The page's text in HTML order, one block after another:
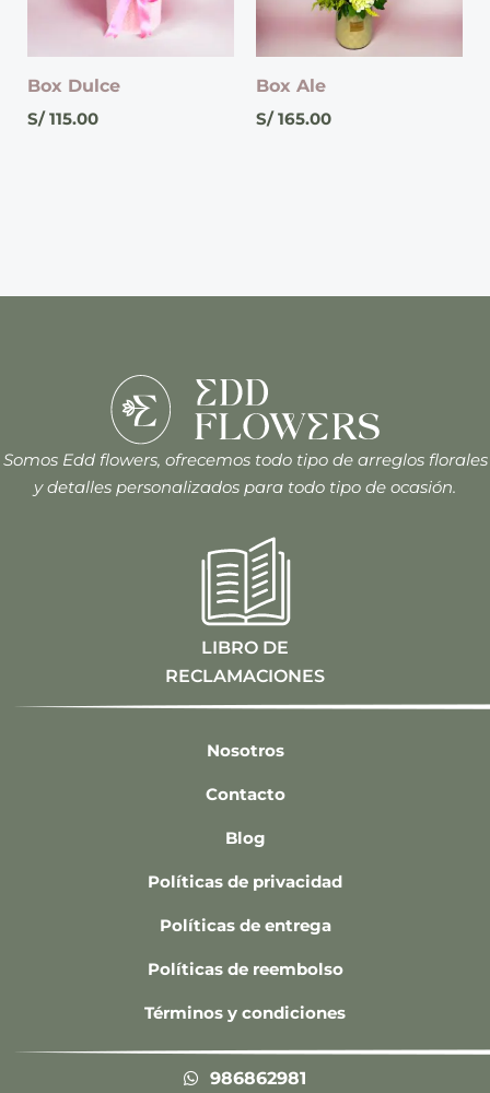
Box Dulce
S/115.00
Box Ale
S/165.00
Somos Edd flowers, ofrecemos todo tipo de arreglos florales
y detalles personalizados para todo tipo de ocasión.
LIBRO DE
RECLAMACIONES
Nosotros
Contacto
Blog
Políticas de privacidad
Políticas de entrega
Políticas de reembolso
Términos y condiciones
986862981